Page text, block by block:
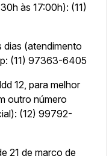
às 17:00h): (11)
(atendimento
(11) 97363-6405
12, para melhor
outro número
(12) 99792-
21 de março de